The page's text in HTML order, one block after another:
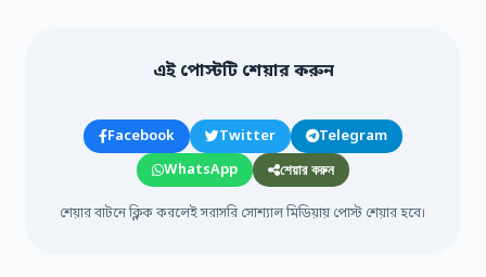
এই পোস্টটি শেয়ার করুন
Facebook Twitter
Telegram
WhatsApp
শেয়ার করুন
শেয়ার বাটনে ক্লিক করলেই সরাসরি সোশ্যাল মিডিয়ায় পোস্ট শেয়ার হবে।